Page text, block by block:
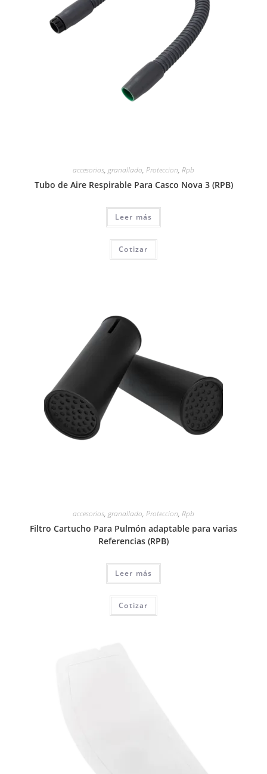
accesorios, granallado, Proteccion, Rpb
Tubo de Aire Respirable Para Casco Nova 3 (RPB)
Leer más
Cotizar
accesorios, granallado, Proteccion, Rpb
Filtro Cartucho Para Pulmón adaptable para varias
Referencias (RPB)
Leer más
Cotizar